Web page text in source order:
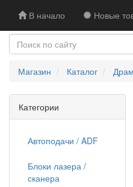
В начало Новые
Магазин Каталог
Категории
Автоподачи / ADF
Блоки лазера /
сканера